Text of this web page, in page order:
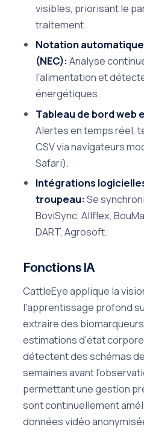
visibles, priorisant le
traitement.
Notation
(NEC):Analyse
l'alimentation et
énergétiques.
Tableau de bord web
Alertes en temps réel,
CSV via navigateurs
Safari).
Intégrations
troupeau:Se
BoviSync, Allflex,
DART, Agrosoft.
Fonctions IA
CattleEye applique la
l'apprentissage profond
extraire des
estimations d'état
détectent des schémas
semaines avant
permettant une gestion
sont continuellement
données vidéo